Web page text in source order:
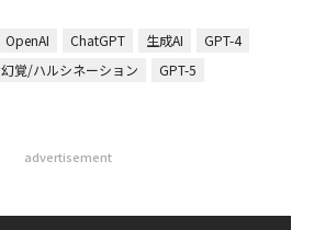
OpenAI ChatGPT 生成AI
GPT-4
幻覚/ハルシネーション GPT-5
advertisement